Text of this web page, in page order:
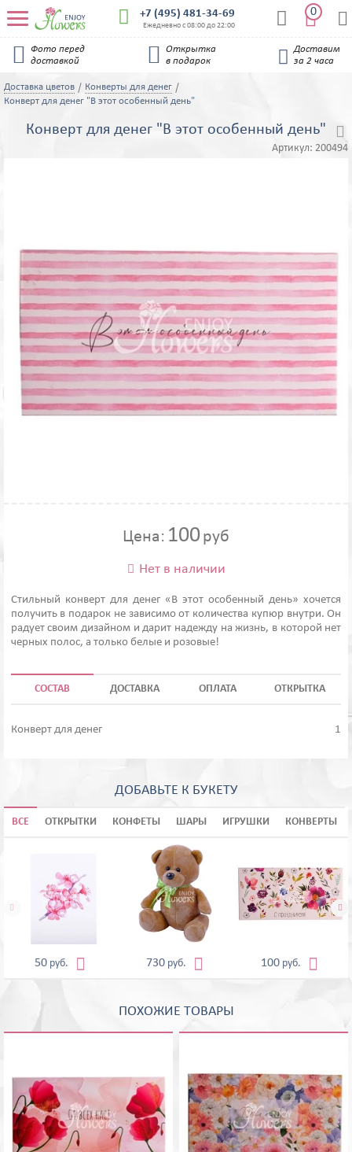
 +7 (495) 481-34-69
Ежедневно с 08:00 до 22:00  
0 

Фото перед
доставкой

Открытка
в подарок

Доставим
за 2 часа
Доставка цветов
Конверты для денег
Конверт для денег "В этот особенный день"
Конверт для денег "В этот особенный день"
Артикул: 200494
Цена: 100руб
 Нет в наличии
Стильный конверт для денег «В этот особенный день» хочется
получить в подарок не зависимо от количества купюр внутри. Он
радует своим дизайном и дарит надежду на жизнь, в которой нет
черных полос, а только белые и розовые!
СОСТАВ ДОСТАВКА ОПЛАТА ОТКРЫТКА
Конверт для денег 1

ДОБАВЬТЕ К БУКЕТУ
ВСЕ ОТКРЫТКИ КОНФЕТЫ ШАРЫ ИГРУШКИ КОНВЕРТЫ
50 руб.  730 руб.  100 руб. 
 
ПОХОЖИЕ ТОВАРЫ